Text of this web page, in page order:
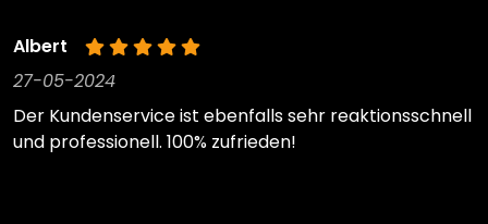
Albert
27-05-2024
Der Kundenservice ist ebenfalls sehr reaktionsschnell
und professionell. 100% zufrieden!